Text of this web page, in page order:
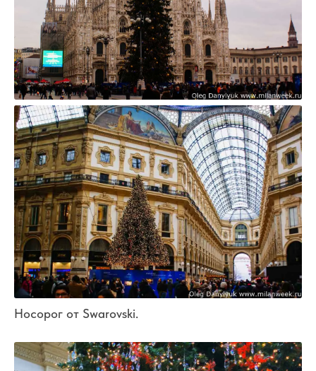
Носорог от Swarovski.